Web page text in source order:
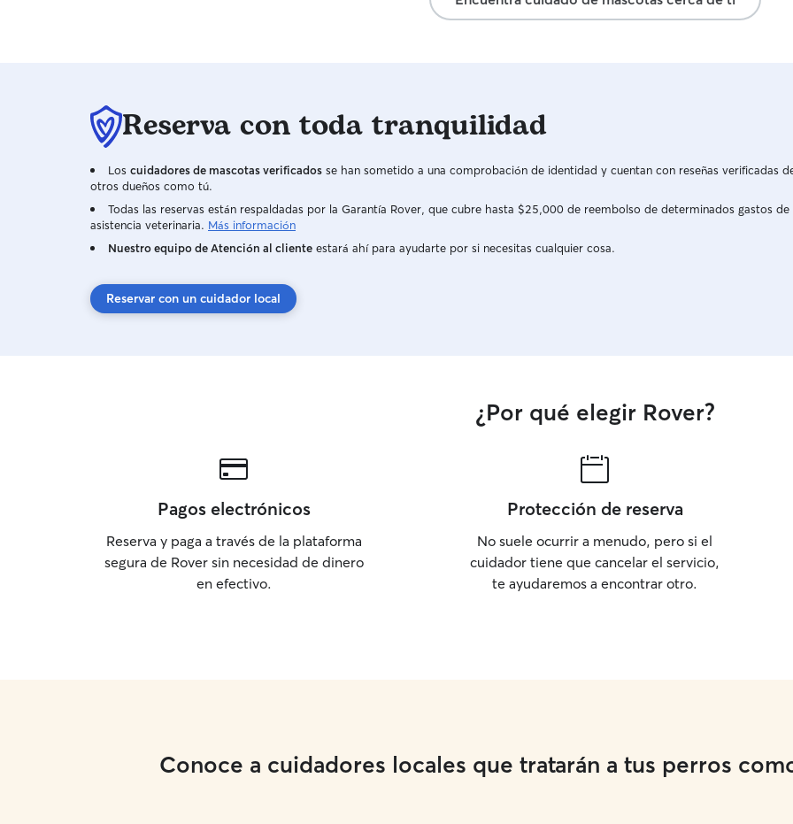
Reserva con toda tranquilidad
Los cuidadores de mascotas verificados se han sometido a una comprobación de identidad y cuentan con reseñas verificadas
otros dueños como tú.
Todas las reservas están respaldadas por la Garantía Rover, que cubre hasta $25,000 de reembolso de determinados gastos de
asistencia veterinaria. Más información
Nuestro equipo de Atención al cliente estará ahí para ayudarte por si necesitas cualquier cosa.
Reservar con un cuidador local
¿Por qué elegir Rover?
Pagos electrónicos
Reserva y paga a través de la plataforma
segura de Rover sin necesidad de dinero
en efectivo.
Protección de reserva
No suele ocurrir a menudo, pero si el
cuidador tiene que cancelar el servicio,
te ayudaremos a encontrar otro.
Conoce a cuidadores locales que tratarán a tus perros